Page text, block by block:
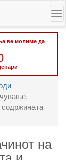
ве молиме да
на